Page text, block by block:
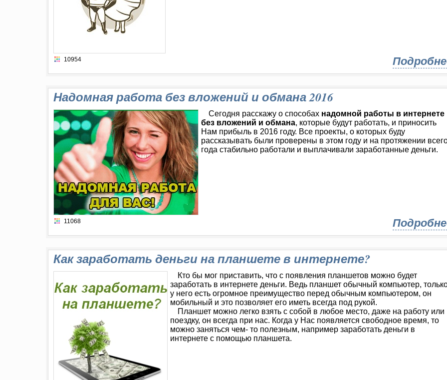
10954
Надомная работа без вложений и обмана 2016
Сегодня расскажу о способах надомной работы в интернете
без вложений и обмана, которые будут работать, и приносить
Нам прибыль в 2016 году. Все проекты, о которых буду
рассказывать были проверены в этом году и на протяжении
года стабильно работали и выплачивали заработанные деньги.
11068
Как заработать деньги на планшете в интернете?
Кто бы мог приставить, что с появления планшетов можно будет
заработать в интернете деньги. Ведь планшет обычный компьютер,
у него есть огромное преимущество перед обычным компьютером, он
мобильный и это позволяет его иметь всегда под рукой.
Планшет можно легко взять с собой в любое место, даже на работу или
поездку, он всегда при нас. Когда у Нас появляется свободное время, то
можно заняться чем- то полезным, например заработать деньги в
интернете с помощью планшета.